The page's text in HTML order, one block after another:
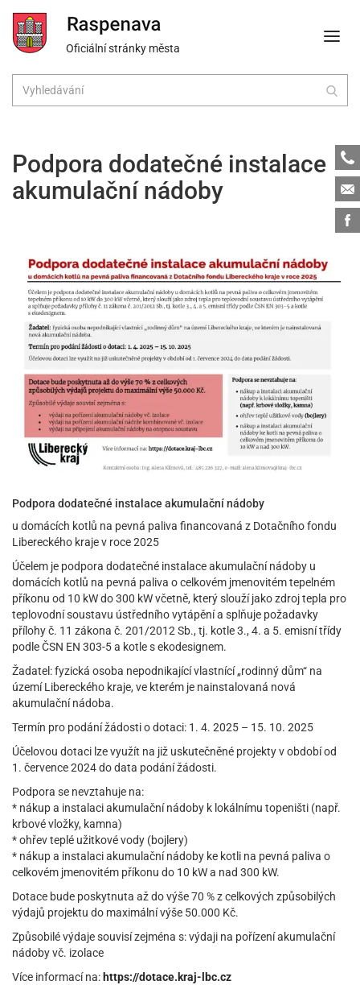
Oficiální stránky města
Podpora dodatečné instalace
akumulační nádoby
Podpora dodatečné instalace akumulační nádoby
u domácích kotlů na pevná paliva financovaná z Dotačního fondu
Libereckého kraje v roce 2025
Účelem je podpora dodatečné instalace akumulační nádoby u
domácích kotlů na pevná paliva o celkovém jmenovitém tepelném
příkonu od 10 kW do 300 kW včetně, který slouží jako zdroj tepla pro
teplovodní soustavu ústředního vytápění a splňuje požadavky
přílohy č. 11 zákona č. 201/2012 Sb., tj. kotle 3., 4. a 5. emisní třídy
podle ČSN EN 303-5 a kotle s ekodesignem.
Žadatel: fyzická osoba nepodnikající vlastnící „rodinný dům“ na
území Libereckého kraje, ve kterém je nainstalovaná nová
akumulační nádoba.
Termín pro podání žádosti o dotaci: 1. 4. 2025 – 15. 10. 2025
Účelovou dotaci lze využít na již uskutečněné projekty v období od
1. července 2024 do data podání žádosti.
Podpora se nevztahuje na:
* nákup a instalaci akumulační nádoby k lokálnímu topeništi (např.
krbové vložky, kamna)
* ohřev teplé užitkové vody (bojlery)
* nákup a instalaci akumulační nádoby ke kotli na pevná paliva o
celkovém jmenovitém příkonu do 10 kW a nad 300 kW.
Dotace bude poskytnuta až do výše 70 % z celkových způsobilých
výdajů projektu do maximální výše 50.000 Kč.
Způsobilé výdaje souvisí zejména s: výdaji na pořízení akumulační
nádoby vč. izolace
Více informací na: https://dotace.kraj-lbc.cz